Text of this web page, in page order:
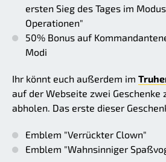
ersten Sieg des Tages im
Operationen"
50% Bonus auf
Modi
Ihr könnt euch außerdem im
auf der Webseite zwei Geschenke
abholen. Das erste dieser
Emblem "Verrückter Clown"
Emblem "Wahnsinniger